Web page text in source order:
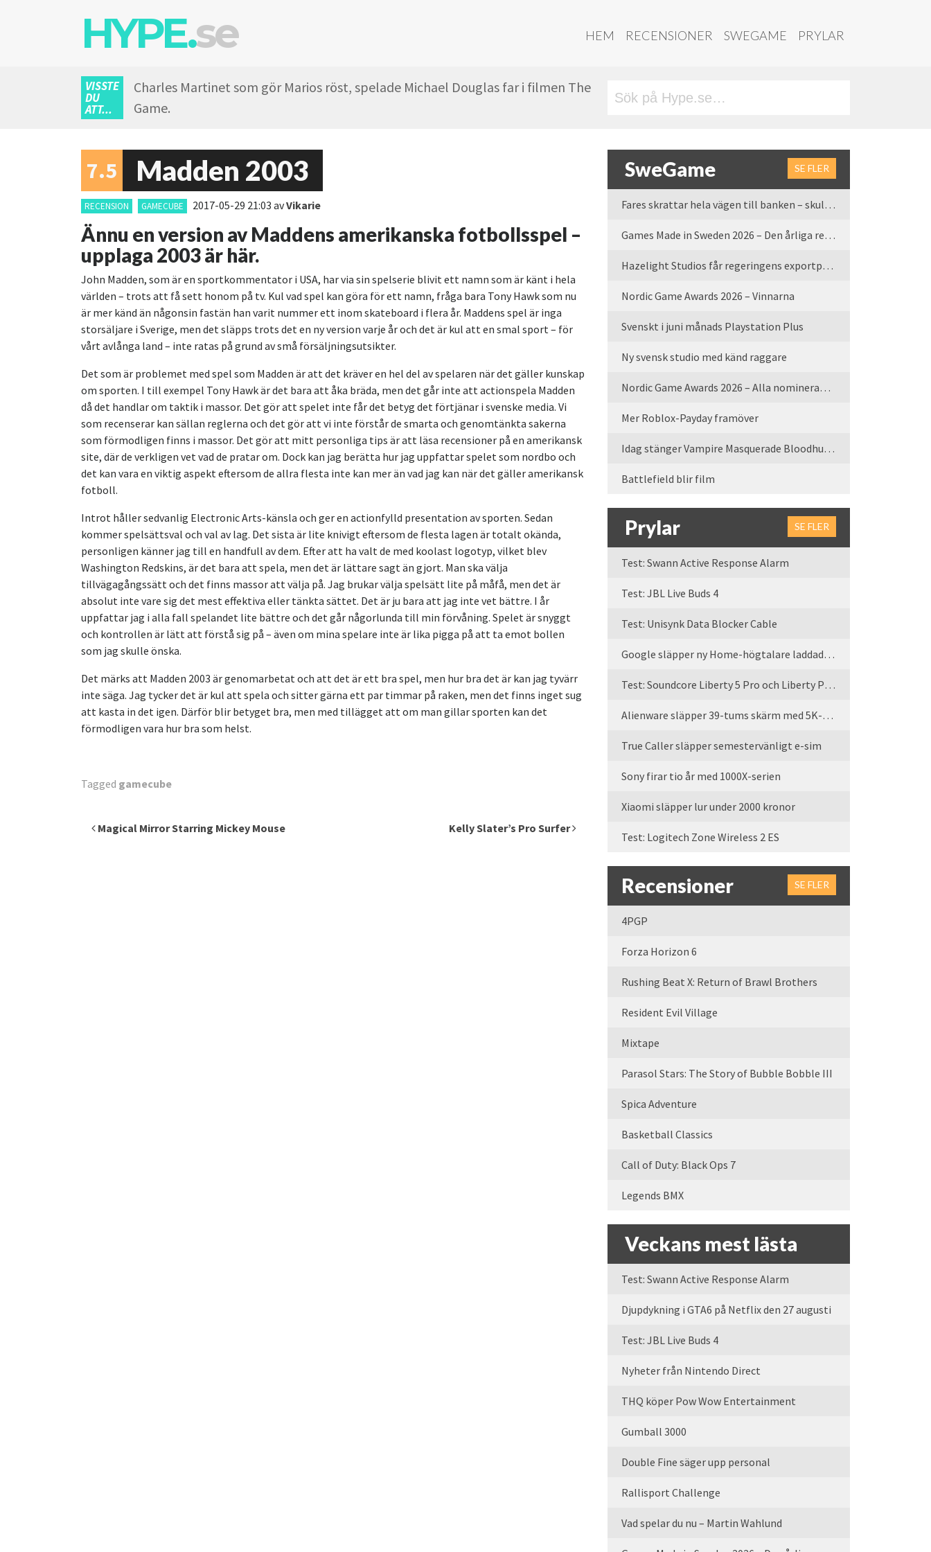
HYPE.se HEM RECENSIONER SWEGAME PRYLAR
VISSTE
DU
ATT...
Charles Martinet som gör Marios röst, spelade Michael Douglas far i filmen The
Game.
7.5 Madden 2003
RECENSION GAMECUBE 2017-05-29 21:03 avVikarie
Ännu en version av Maddens amerikanska fotbollsspel –
upplaga 2003 är här.
John Madden, som är en sportkommentator i USA, har via sin spelserie blivit ett namn som är känt i hela
världen – trots att få sett honom på tv. Kul vad spel kan göra för ett namn, fråga bara Tony Hawk som nu
är mer känd än någonsin fastän han varit nummer ett inom skateboard i flera år. Maddens spel är inga
storsäljare i Sverige, men det släpps trots det en ny version varje år och det är kul att en smal sport – för
vårt avlånga land – inte ratas på grund av små försäljningsutsikter.
Det som är problemet med spel som Madden är att det kräver en hel del av spelaren när det gäller kunskap
om sporten. I till exempel Tony Hawk är det bara att åka bräda, men det går inte att actionspela Madden
då det handlar om taktik i massor. Det gör att spelet inte får det betyg det förtjänar i svenske media. Vi
som recenserar kan sällan reglerna och det gör att vi inte förstår de smarta och genomtänkta sakerna
som förmodligen finns i massor. Det gör att mitt personliga tips är att läsa recensioner på en amerikansk
site, där de verkligen vet vad de pratar om. Dock kan jag berätta hur jag uppfattar spelet som nordbo och
det kan vara en viktig aspekt eftersom de allra flesta inte kan mer än vad jag kan när det gäller amerikansk
fotboll.
Introt håller sedvanlig Electronic Arts-känsla och ger en actionfylld presentation av sporten. Sedan
kommer spelsättsval och val av lag. Det sista är lite knivigt eftersom de flesta lagen är totalt okända,
personligen känner jag till en handfull av dem. Efter att ha valt de med koolast logotyp, vilket blev
Washington Redskins, är det bara att spela, men det är lättare sagt än gjort. Man ska välja
tillvägagångssätt och det finns massor att välja på. Jag brukar välja spelsätt lite på måfå, men det är
absolut inte vare sig det mest effektiva eller tänkta sättet. Det är ju bara att jag inte vet bättre. I år
uppfattar jag i alla fall spelandet lite bättre och det går någorlunda till min förvåning. Spelet är snyggt
och kontrollen är lätt att förstå sig på – även om mina spelare inte är lika pigga på att ta emot bollen
som jag skulle önska.
Det märks att Madden 2003 är genomarbetat och att det är ett bra spel, men hur bra det är kan jag tyvärr
inte säga. Jag tycker det är kul att spela och sitter gärna ett par timmar på raken, men det finns inget sug
att kasta in det igen. Därför blir betyget bra, men med tillägget att om man gillar sporten kan det
förmodligen vara hur bra som helst.
Tagged gamecube
Inläggsnavigering
Magical Mirror Starring Mickey Mouse Kelly Slater’s Pro Surfer
SweGame SE FLER
Fares skrattar hela vägen till banken – skulle vi tro
Games Made in Sweden 2026 – Den årliga rean är tillbaka
Hazelight Studios får regeringens exportpris 2025
Nordic Game Awards 2026 – Vinnarna
Svenskt i juni månads Playstation Plus
Ny svensk studio med känd raggare
Nordic Game Awards 2026 – Alla nominerade spel
Mer Roblox-Payday framöver
Idag stänger Vampire Masquerade Bloodhunt servrarna
Battlefield blir film
Prylar SE FLER
Test: Swann Active Response Alarm
Test: JBL Live Buds 4
Test: Unisynk Data Blocker Cable
Google släpper ny Home-högtalare laddad med Gemini
Test: Soundcore Liberty 5 Pro och Liberty Pro Max
Alienware släpper 39-tums skärm med 5K-upplösning
True Caller släpper semestervänligt e-sim
Sony firar tio år med 1000X-serien
Xiaomi släpper lur under 2000 kronor
Test: Logitech Zone Wireless 2 ES
Recensioner SE FLER
4PGP
Forza Horizon 6
Rushing Beat X: Return of Brawl Brothers
Resident Evil Village
Mixtape
Parasol Stars: The Story of Bubble Bobble III
Spica Adventure
Basketball Classics
Call of Duty: Black Ops 7
Legends BMX
Veckans mest lästa
Test: Swann Active Response Alarm
Djupdykning i GTA6 på Netflix den 27 augusti
Test: JBL Live Buds 4
Nyheter från Nintendo Direct
THQ köper Pow Wow Entertainment
Gumball 3000
Double Fine säger upp personal
Rallisport Challenge
Vad spelar du nu – Martin Wahlund